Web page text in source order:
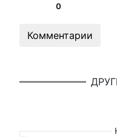
0
Комментарии